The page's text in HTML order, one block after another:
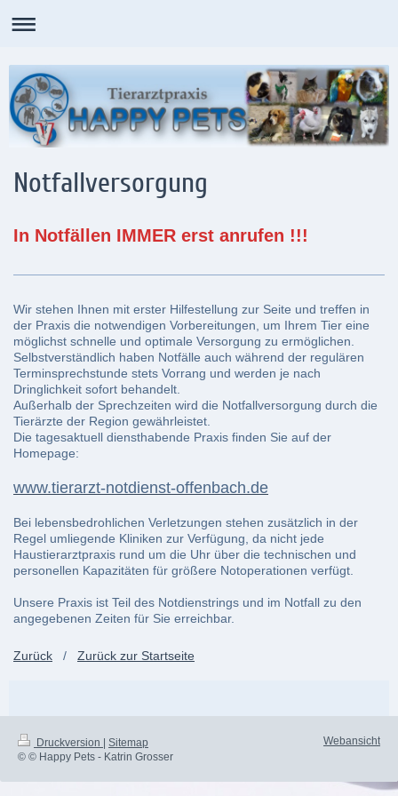
Notfallversorgung
In Notfällen IMMER erst anrufen !!!
Wir stehen Ihnen mit erster Hilfestellung zur Seite und treffen in
der Praxis die notwendigen Vorbereitungen, um Ihrem Tier eine
möglichst schnelle und optimale Versorgung zu ermöglichen.
Selbstverständlich haben Notfälle auch während der regulären
Terminsprechstunde stets Vorrang und werden je nach
Dringlichkeit sofort behandelt.
Außerhalb der Sprechzeiten wird die Notfallversorgung durch die
Tierärzte der Region gewährleistet.
Die tagesaktuell diensthabende Praxis finden Sie auf der
Homepage:
www.tierarzt-notdienst-offenbach.de
Bei lebensbedrohlichen Verletzungen stehen zusätzlich in der
Regel umliegende Kliniken zur Verfügung, da nicht jede
Haustierarztpraxis rund um die Uhr über die technischen und
personellen Kapazitäten für größere Notoperationen verfügt.
Unsere Praxis ist Teil des Notdienstrings und im Notfall zu den
angegebenen Zeiten für Sie erreichbar.
Zurück / Zurück zur Startseite
Druckversion
Sitemap
© © Happy Pets - Katrin Grosser
Webansicht